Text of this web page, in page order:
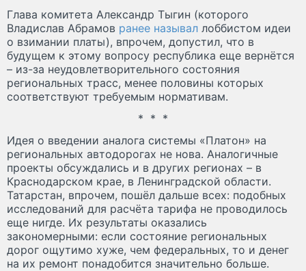
Глава комитета Александр Тыгин (которого
Владислав Абрамов ранее называл лоббистом идеи
о взимании платы), впрочем, допустил, что в
будущем к этому вопросу республика еще вернётся
– из-за неудовлетворительного состояния
региональных трасс, менее половины которых
соответствуют требуемым нормативам.
* * *
Идея о введении аналога системы «Платон» на
региональных автодорогах не нова. Аналогичные
проекты обсуждались и в других регионах – в
Краснодарском крае, в Ленинградской области.
Татарстан, впрочем, пошёл дальше всех: подобных
исследований для расчёта тарифа не проводилось
еще нигде. Их результаты оказались
закономерными: если состояние региональных
дорог ощутимо хуже, чем федеральных, то и денег
на их ремонт понадобится значительно больше.